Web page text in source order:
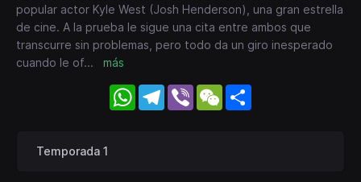
popular actor Kyle West (Josh Henderson), una gran estrella
de cine. A la prueba le sigue una cita entre ambos que
transcurre sin problemas, pero todo da un giro inesperado
cuando le of... más
WhatsApp
Telegram
Viber WeChat
Temporada 1